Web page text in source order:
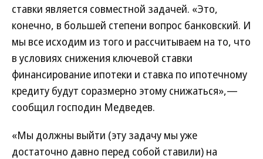
ставки является совместной задачей. «Это,
конечно, в большей степени вопрос банковский. И
мы все исходим из того и рассчитываем на то, что
в условиях снижения ключевой ставки
финансирование ипотеки и ставка по ипотечному
кредиту будут соразмерно этому снижаться»,—
сообщил господин Медведев.
«Мы должны выйти (эту задачу мы уже
достаточно давно перед собой ставили) на